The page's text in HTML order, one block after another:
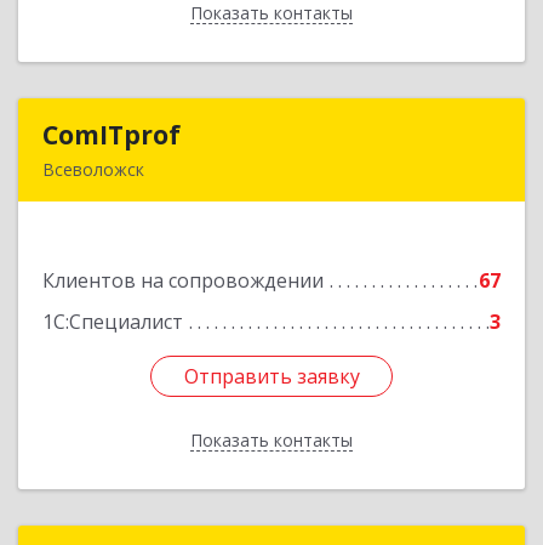
Показать контакты
Назад
ComITprof
Всеволожск
Клиентов на сопровождении
67
1С:Специалист
3
Отправить заявку
Показать контакты
Подробнее
Отправить заявку
Назад